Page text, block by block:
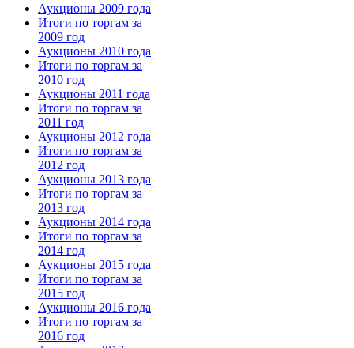
Аукционы 2009 года
Итоги по торгам за
2009 год
Аукционы 2010 года
Итоги по торгам за
2010 год
Аукционы 2011 года
Итоги по торгам за
2011 год
Аукционы 2012 года
Итоги по торгам за
2012 год
Аукционы 2013 года
Итоги по торгам за
2013 год
Аукционы 2014 года
Итоги по торгам за
2014 год
Аукционы 2015 года
Итоги по торгам за
2015 год
Аукционы 2016 года
Итоги по торгам за
2016 год